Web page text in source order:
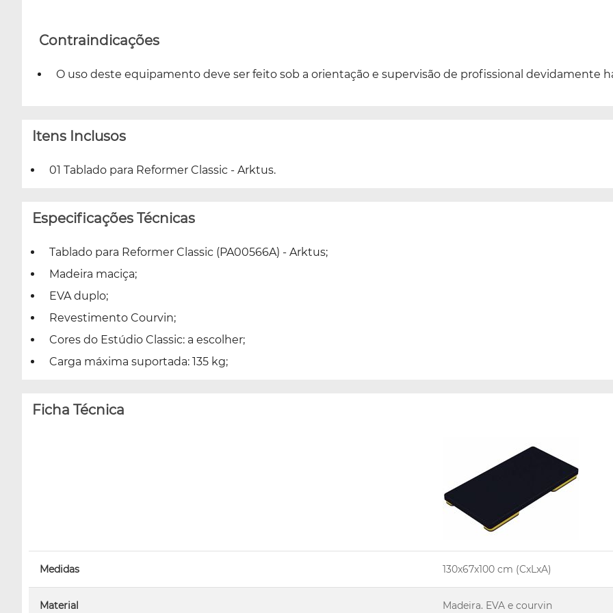
Contraindicações
O uso deste equipamento deve ser feito sob a orientação e supervisão de profissional devidamente
Itens Inclusos
01 Tablado para Reformer Classic - Arktus.
Especificações Técnicas
Tablado para Reformer Classic (PA00566A) - Arktus;
Madeira maciça;
EVA duplo;
Revestimento Courvin;
Cores do Estúdio Classic: a escolher;
Carga máxima suportada: 135 kg;
Ficha Técnica
Medidas 130x67x100 cm (CxLxA)
Material Madeira. EVA e courvin